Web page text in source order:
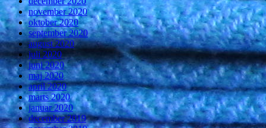
november 2020
oktober 2020
september 2020
august 2020
juli 2020
juni 2020
maj 2020
april 2020
marts 2020
januar 2020
december 2019